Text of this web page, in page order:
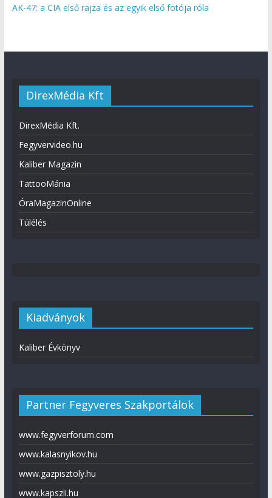
AK-47: a CIA első rajza és az egyik első fotója róla
DirexMédia Kft
DirexMédia Kft.
Fegyvervideo.hu
Kaliber Magazin
TattooMánia
ÓraMagazinOnline
Túlélés
Kiadványok
Kaliber Évkönyv
Partner Fegyveres Szakportálok
www.fegyverforum.com
www.kalasnyikov.hu
www.gazpisztoly.hu
www.kapszli.hu